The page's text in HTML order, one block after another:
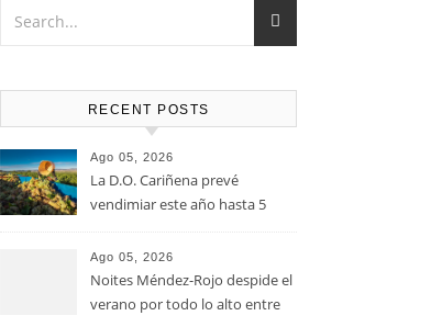
RECENT POSTS
Ago 05, 2026
La D.O. Cariñena prevé
vendimiar este año hasta 5
que en 2025
Ago 05, 2026
Noites Méndez-Rojo despide el
verano por todo lo alto entre